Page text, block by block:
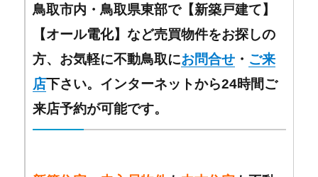
鳥取市内・鳥取県東部で【新築戸建て】
【オール電化】など売買物件をお探しの
方、お気軽に不動鳥取にお問合せ ・ ご来
店下さい。インターネットから24時間ご
来店予約が可能です。